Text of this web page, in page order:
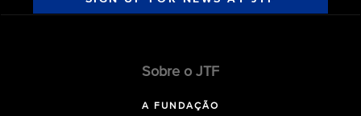
Sobre o JTF
A FUNDAÇÃO